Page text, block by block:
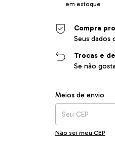
em estoque
Compra
Seus dados
Trocas e
Se não
Entregas para o CEP:
Meios de envio
Não sei meu CEP